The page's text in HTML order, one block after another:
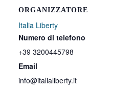
ORGANIZZATORE
Italia Liberty
Numero di telefono
+39 3200445798
Email
info@italialiberty.it